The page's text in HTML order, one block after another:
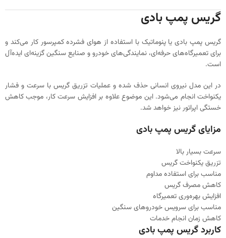
گریس پمپ بادی
گریس پمپ بادی یا پنوماتیک با استفاده از هوای فشرده کمپرسور کار می‌کند و
برای تعمیرگاه‌های حرفه‌ای، نمایندگی‌های خودرو و صنایع سنگین گزینه‌ای ایده‌آل
است.
در این مدل نیروی انسانی حذف شده و عملیات تزریق گریس با سرعت و فشار
یکنواخت انجام می‌شود. این موضوع علاوه بر افزایش سرعت کار، موجب کاهش
خستگی اپراتور نیز خواهد شد.
مزایای گریس پمپ بادی
سرعت بسیار بالا
تزریق یکنواخت گریس
مناسب برای استفاده مداوم
کاهش مصرف گریس
افزایش بهره‌وری تعمیرگاه
مناسب برای سرویس خودروهای سنگین
کاهش زمان انجام خدمات
کاربرد گریس پمپ بادی